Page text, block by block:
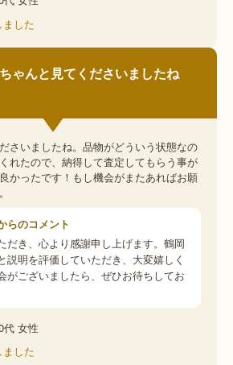
した
ゃんと見てくださいましたね
さいましたね。品物がどういう状態なの
れたので、納得して査定してもらう事が
かったです！もし機会がまたあればお願
らのコメント
だき、心より感謝申し上げます。鶴岡
説明を評価していただき、大変嬉しく
がございましたら、ぜひお待ちしてお
代 女性
した